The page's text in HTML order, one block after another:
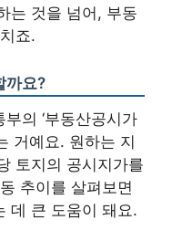
는 것을 넘어, 부동
죠.
까요?
의 ‘부동산공시가
거예요. 원하는 지
토지의 공시지가를
추이를 살펴보면
데 큰 도움이 돼요.